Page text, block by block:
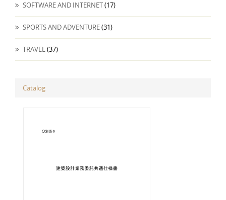
SOFTWARE AND INTERNET(17)
SPORTS AND ADVENTURE(31)
TRAVEL(37)
Catalog